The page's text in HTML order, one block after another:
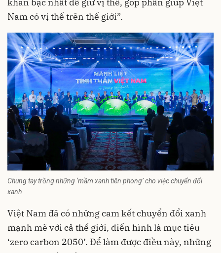
khăn bậc nhất để giữ vị thế, góp phần giúp Việt
Nam có vị thế trên thế giới”.
Chung tay trồng những ‘mầm xanh tiên phong’ cho việc chuyển đổi
xanh
Việt Nam đã có những cam kết chuyển đổi xanh
mạnh mẽ với cả thế giới, điển hình là mục tiêu
‘zero carbon 2050’. Để làm được điều này, những